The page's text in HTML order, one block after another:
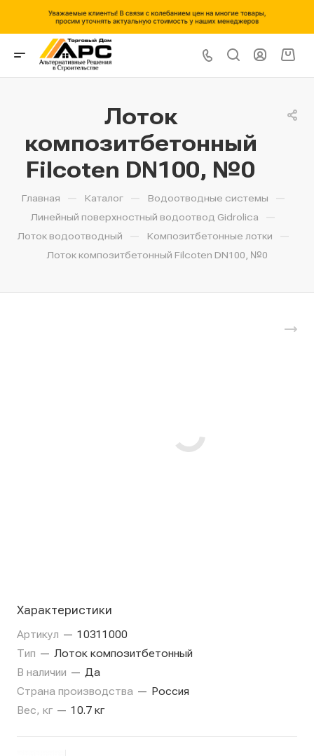
Лоток
композитбетонный
Filcoten DN100, №0
Главная — Каталог — Водоотводные системы —
Линейный поверхностный водоотвод Gidrolica —
Лоток водоотводный — Композитбетонные лотки —
Лоток композитбетонный Filcoten DN100, №0
Характеристики
Артикул — 10311000
Тип — Лоток композитбетонный
В наличии — Да
Страна производства — Россия
Вес, кг — 10.7 кг